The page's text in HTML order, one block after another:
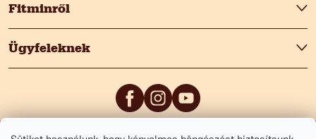
é
c
Fitminről
Ügyfeleknek